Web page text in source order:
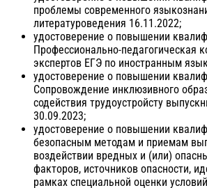
проблемы современного
литературоведения 16.11.2022;
удостоверение о повышении
Профессионально-педагогическая
экспертов ЕГЭ по иностранным
удостоверение о повышении
Сопровождение инклюзивного
содействия трудоустройсту
30.09.2023;
удостоверение о повышении
безопасным методам и приемам
воздействии вредных и (или)
факторов, источников опасности,
рамках специальной оценки